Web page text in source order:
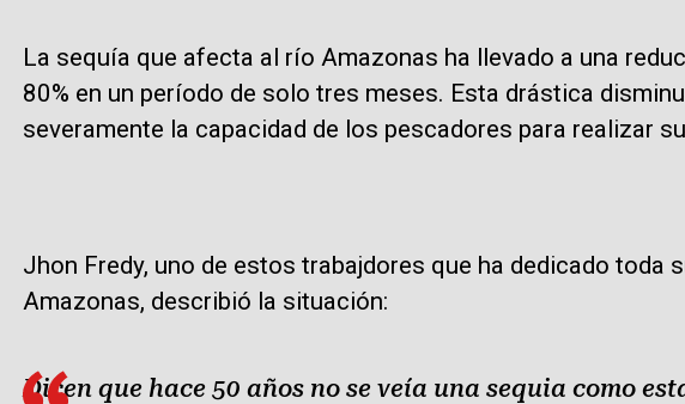
La sequía que afecta al río Amazonas ha llevado a una
80% en un período de solo tres meses. Esta drástica
severamente la capacidad de los pescadores para realizar
Jhon Fredy, uno de estos trabajdores que ha dedicado toda
Amazonas, describió la situación:
Dicen que hace 50 años no se veía una sequia como